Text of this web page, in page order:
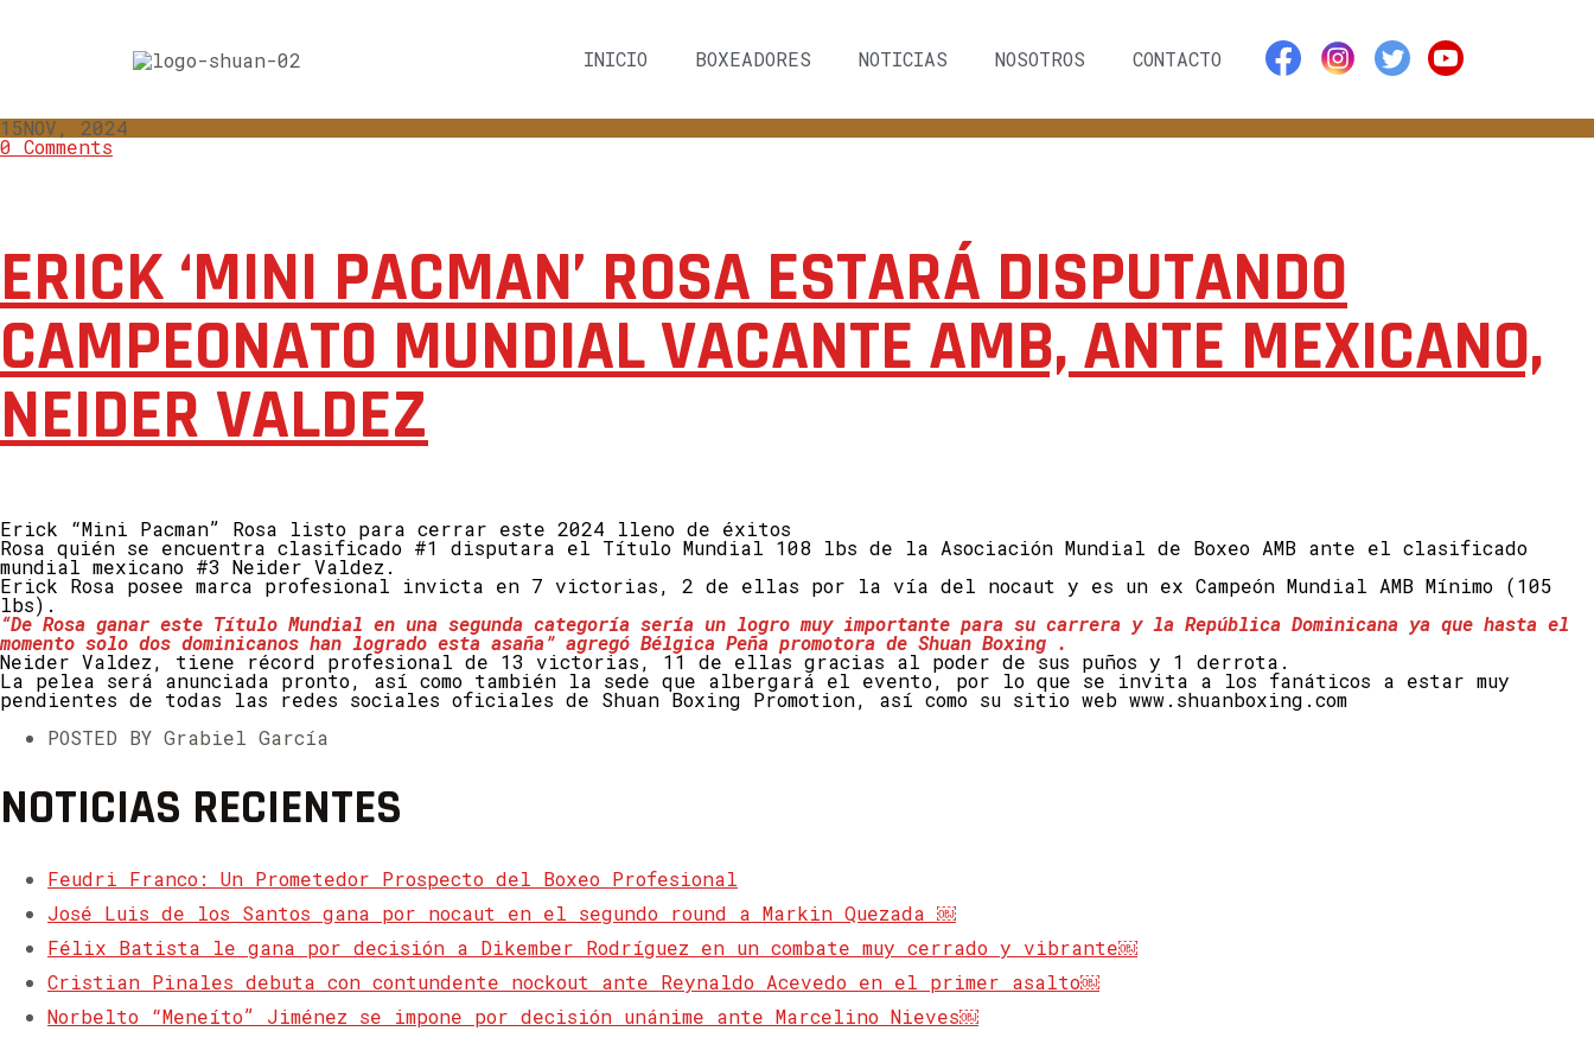
INICIO BOXEADORES NOTICIAS NOSOTROS CONTACTO
15NOV, 2024
0 Comments
ERICK ‘MINI PACMAN’ ROSA ESTARÁ DISPUTANDO
CAMPEONATO MUNDIAL VACANTE AMB, ANTE MEXICANO,
NEIDER VALDEZ
Erick “Mini Pacman” Rosa listo para cerrar este 2024 lleno de éxitos
Rosa quién se encuentra clasificado #1 disputara el Título Mundial 108 lbs de la Asociación Mundial de Boxeo AMB ante el clasificado
mundial mexicano #3 Neider Valdez.
Erick Rosa posee marca profesional invicta en 7 victorias, 2 de ellas por la vía del nocaut y es un ex Campeón Mundial AMB Mínimo (105
lbs).
“De Rosa ganar este Título Mundial en una segunda categoría sería un logro muy importante para su carrera y la República Dominicana ya que hasta el
momento solo dos dominicanos han logrado esta asaña” agregó Bélgica Peña promotora de Shuan Boxing .
Neider Valdez, tiene récord profesional de 13 victorias, 11 de ellas gracias al poder de sus puños y 1 derrota.
La pelea será anunciada pronto, así como también la sede que albergará el evento, por lo que se invita a los fanáticos a estar muy
pendientes de todas las redes sociales oficiales de Shuan Boxing Promotion, así como su sitio web www.shuanboxing.com
POSTED BY Grabiel García
NOTICIAS RECIENTES
Feudri Franco: Un Prometedor Prospecto del Boxeo Profesional
José Luis de los Santos gana por nocaut en el segundo round a Markin Quezada ￼
Félix Batista le gana por decisión a Dikember Rodríguez en un combate muy cerrado y vibrante￼
Cristian Pinales debuta con contundente nockout ante Reynaldo Acevedo en el primer asalto￼
Norbelto “Meneíto” Jiménez se impone por decisión unánime ante Marcelino Nieves￼